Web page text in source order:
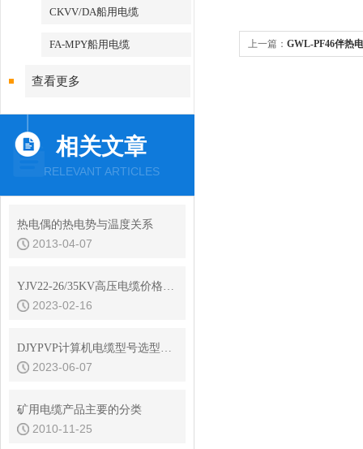
CKVV/DA船用电缆
FA-MPY船用电缆
查看更多
相关文章
RELEVANT ARTICLES
热电偶的热电势与温度关系
2013-04-07
YJV22-26/35KV高压电缆价格更新2022年11月4日
2023-02-16
DJYPVP计算机电缆型号选型说明
2023-06-07
矿用电缆产品主要的分类
2010-11-25
上一篇： GWL-PF46伴热